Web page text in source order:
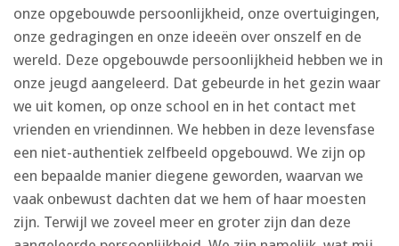
onze opgebouwde persoonlijkheid, onze overtuigingen,
onze gedragingen en onze ideeën over onszelf en de
wereld. Deze opgebouwde persoonlijkheid hebben we in
onze jeugd aangeleerd. Dat gebeurde in het gezin waar
we uit komen, op onze school en in het contact met
vrienden en vriendinnen. We hebben in deze levensfase
een niet-authentiek zelfbeeld opgebouwd. We zijn op
een bepaalde manier diegene geworden, waarvan we
vaak onbewust dachten dat we hem of haar moesten
zijn. Terwijl we zoveel meer en groter zijn dan deze